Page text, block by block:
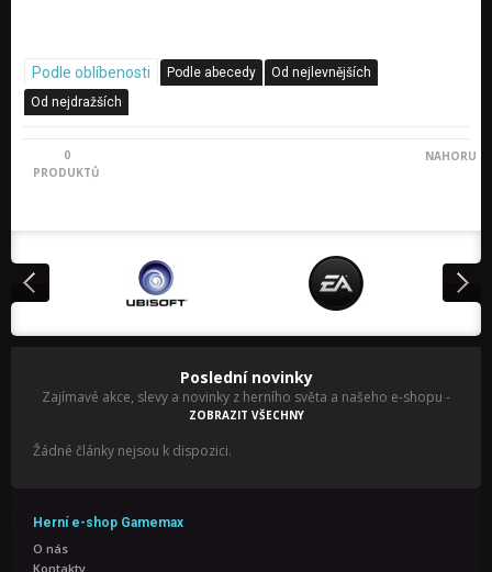
Podle oblíbenosti Podle abecedy
Od nejlevnějších
Od nejdražších
0
PRODUKTŮ
NAHORU
Poslední novinky
Zajímavé akce, slevy a novinky z herního světa a našeho e-shopu -
ZOBRAZIT VŠECHNY
Žádné články nejsou k dispozici.
Herní e-shop Gamemax
O nás
Kontakty